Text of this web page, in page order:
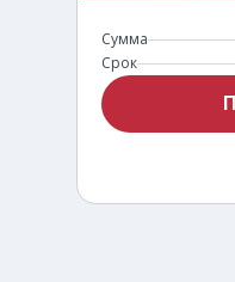
Сумма
Срок